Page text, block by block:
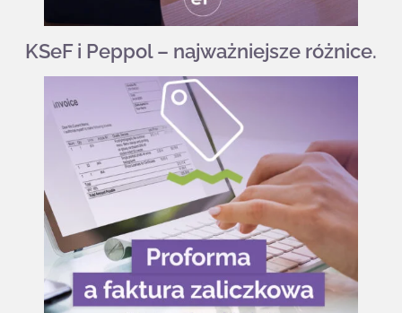
KSeF i Peppol – najważniejsze różnice.